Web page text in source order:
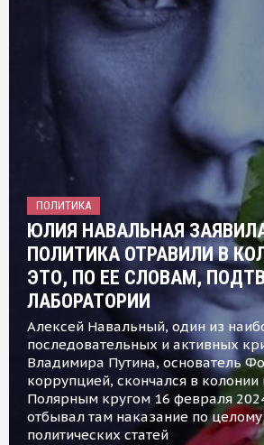
ПОЛИТИКА
ЮЛИЯ НАВАЛЬНАЯ
ПОЛИТИКА ОТРАВИЛИ В
ЭТО, ПО ЕЕ СЛОВАМ,
ЛАБОРАТОРИИ
Алексей Навальный, один из
последовательных и активных
Владимира Путина, основатель
коррупцией, скончался в колонии
Полярным кругом 16 февраля
отбывал там наказание по
политических статей